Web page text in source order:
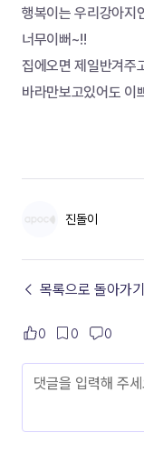
행복이는 우리강아지
너무이뻐~!!
집에오면 제일반겨주
바라만보고있어도 이
진돌이
← 목록으로 돌아가기
0 0 0